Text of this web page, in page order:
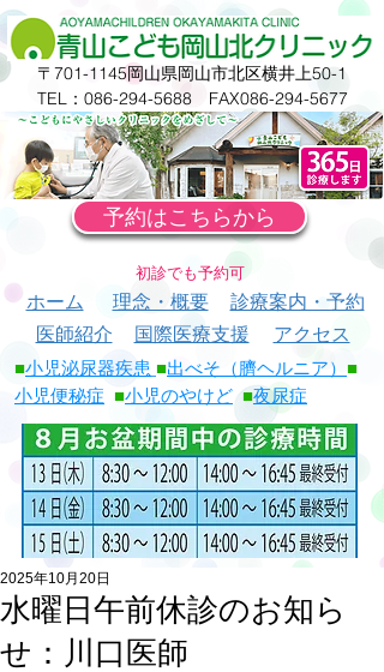
〒701-1145岡山県岡山市北区横井上50-1
TEL：086-294-5688 FAX086-294-5677
予約はこちらから
​初診でも予約可
ホーム 理念・概要
診療案内・予約
医師紹介
国際医療支援 アクセス
■小児泌尿器疾患 ■出べそ（臍ヘルニア） ■
小児便秘症 ■小児のやけど ■夜尿症
水曜日午前休診のお知ら
せ：川口医師
2025年10月20日